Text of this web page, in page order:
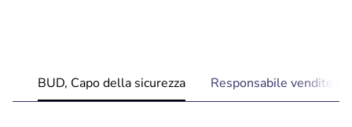
BUD, Capo della sicurezza Responsabile vendite